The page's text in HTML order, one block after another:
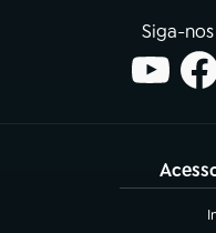
Siga-